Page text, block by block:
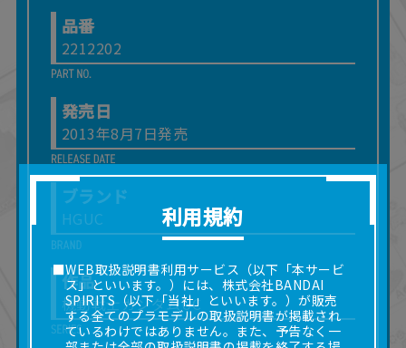
品番
2212202
発売日
2013年8月7日発売
ブランド
HGUC
作品
機動戦士ガンダムUC
利用規約
■WEB取扱説明書利用サービス（以下「本サービ
ス」といいます。）には、株式会社BANDAI
SPIRITS（以下「当社」といいます。）が販売
する全てのプラモデルの取扱説明書が掲載され
ているわけではありません。また、予告なく一